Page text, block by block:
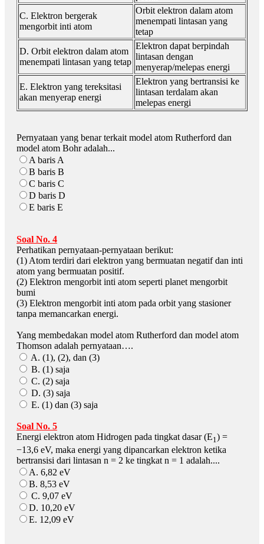
C. Elektron bergerak
mengorbit inti atom
Orbit elektron dalam atom
menempati lintasan yang
tetap
D. Orbit elektron dalam atom
menempati lintasan yang tetap
Elektron dapat berpindah
lintasan dengan
menyerap/melepas energi
E. Elektron yang tereksitasi
akan menyerap energi
Elektron yang bertransisi ke
lintasan terdalam akan
melepas energi
Pernyataan yang benar terkait model atom Rutherford dan
model atom Bohr adalah...
A baris A
B baris B
C baris C
D baris D
E baris E
Soal No. 4
Perhatikan pernyataan-pernyataan berikut:
(1) Atom terdiri dari elektron yang bermuatan negatif dan inti
atom yang bermuatan positif.
(2) Elektron mengorbit inti atom seperti planet mengorbit
bumi
(3) Elektron mengorbit inti atom pada orbit yang stasioner
tanpa memancarkan energi.
Yang membedakan model atom Rutherford dan model atom
Thomson adalah pernyataan….
A. (1), (2), dan (3)
B. (1) saja
C. (2) saja
D. (3) saja
E. (1) dan (3) saja
Soal No. 5
Energi elektron atom Hidrogen pada tingkat dasar (E1) =
−13,6 eV, maka energi yang dipancarkan elektron ketika
bertransisi dari lintasan n = 2 ke tingkat n = 1 adalah....
A. 6,82 eV
B. 8,53 eV
C. 9,07 eV
D. 10,20 eV
E. 12,09 eV